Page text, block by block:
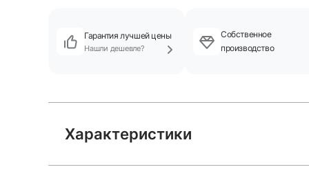
Гарантия лучшей цены
Нашли дешевле?
Собственное
производство
Характеристики